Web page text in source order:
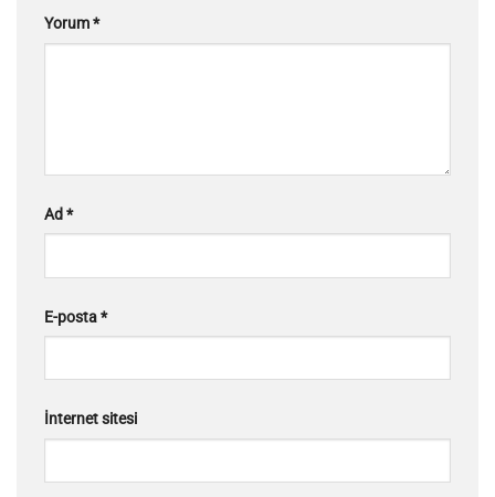
Yorum*
Ad*
E-posta*
İnternet sitesi